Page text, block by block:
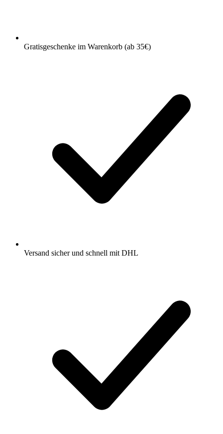
Gratisgeschenke im Warenkorb (ab 35€)
Versand sicher und schnell mit DHL